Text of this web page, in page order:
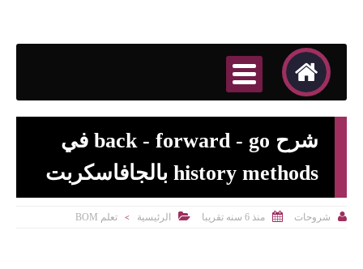
شرح back - forward - go في
history methods بالجافاسكربت
 شروحات  منذ 6 سنه تقريبا  الرئيسية > تعلم BOM